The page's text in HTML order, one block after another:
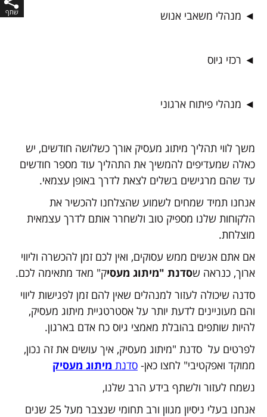
◄ מנהלי משאבי אנוש
◄ רכזי גיוס
◄ מנהלי פיתוח ארגוני
משך לווי תהליך מיתוג מעסיק אורך כשלושה חודשים, יש
כאלה שמעדיפים להמשיך את התהליך עוד מספר חודשים
עד שהם מרגישים בשלים לצאת לדרך באופן עצמאי.
אנחנו תמיד שמחים לשמוע שהצלחנו להכשיר את
הלקוחות שלנו מספיק טוב ולשחרר אותם לדרך עצמאית
מוצלחת.
אם אתם אנשים ממש עסוקים, ואין לכם זמן להכשרה וליווי
ארוך, כנראה שסדנת "מיתוג מעסיק" מאד מתאימה לכם.
סדנה שיכולה לעזור למנהלים שאין להם זמן לפגישות ליווי
והם מעוניינים לדעת יותר על אסטרטגיית מיתוג מעסיק,
להיות שותפים בהובלת מאמצי גיוס כח אדם בארגון.
לפרטים על סדנת "מיתוג מעסיק, איך עושים את זה נכון,
ממוקד ואפקטיבי" לחצו כאן- סדנת מיתוג מעסיק
נשמח לעזור ולשתף בידע הרב שלנו,
אנחנו בעלי ניסיון מגוון ורב תחומי שנצבר מעל 25 שנים